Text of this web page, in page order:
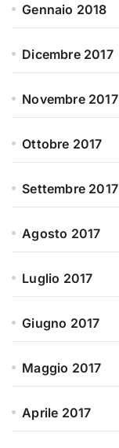
Gennaio 2018
Dicembre 2017
Novembre 2017
Ottobre 2017
Settembre 2017
Agosto 2017
Luglio 2017
Giugno 2017
Maggio 2017
Aprile 2017